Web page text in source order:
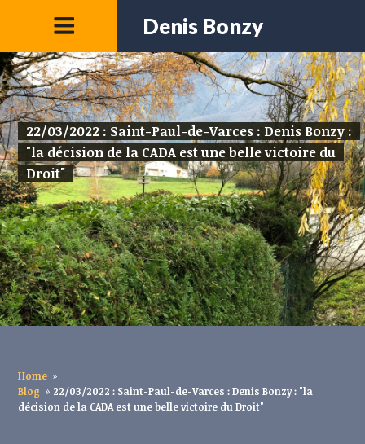
Denis Bonzy
22/03/2022 : Saint-Paul-de-Varces : Denis Bonzy :
"la décision de la CADA est une belle victoire du
Droit"
Home »
Blog » 22/03/2022 : Saint-Paul-de-Varces : Denis Bonzy : "la
décision de la CADA est une belle victoire du Droit"